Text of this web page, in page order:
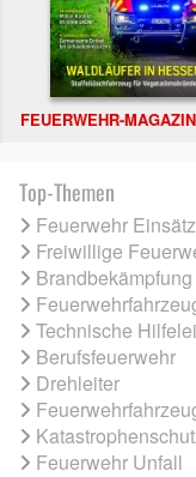
FEUERWEHR-
Top-Themen
Feuerwehr
Freiwillige
Brandbekämpfung
Technische
Berufsfeuerwehr
Drehleiter
Feuerwehr Unfall